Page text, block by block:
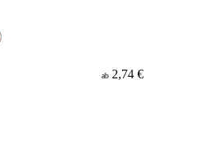
ab 2,74 €